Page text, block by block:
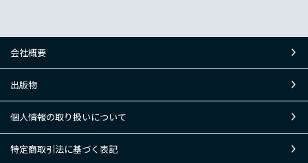
会社概要
出版物
個人情報の取り扱いについて
特定商取引法に基づく表記